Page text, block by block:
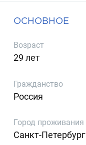
ОСНОВНОЕ
Возраст
29 лет
Гражданство
Россия
Город проживания
Санкт-Петербург